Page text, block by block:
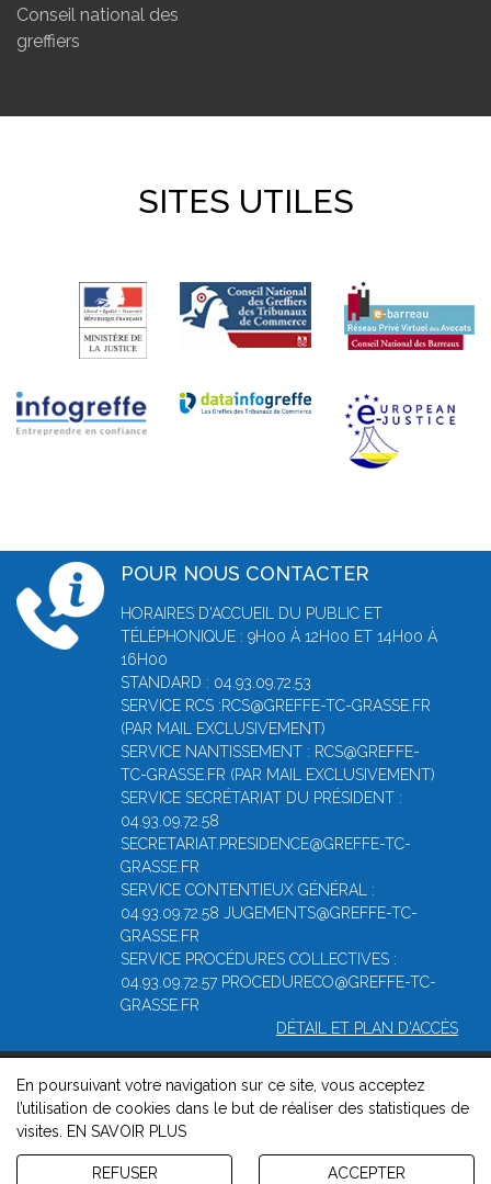
Conseil national des
greffiers
SITES UTILES
POUR NOUS CONTACTER
HORAIRES D'ACCUEIL DU PUBLIC ET
TÉLÉPHONIQUE : 9H00 À 12H00 ET 14H00 À
16H00
STANDARD : 04.93.09.72.53
SERVICE RCS :RCS@GREFFE-TC-GRASSE.FR
(PAR MAIL EXCLUSIVEMENT)
SERVICE NANTISSEMENT : RCS@GREFFE-
TC-GRASSE.FR (PAR MAIL EXCLUSIVEMENT)
SERVICE SECRÉTARIAT DU PRÉSIDENT :
04.93.09.72.58
SECRETARIAT.PRESIDENCE@GREFFE-TC-
GRASSE.FR
SERVICE CONTENTIEUX GÉNÉRAL :
04.93.09.72.58 JUGEMENTS@GREFFE-TC-
GRASSE.FR
SERVICE PROCÉDURES COLLECTIVES :
04.93.09.72.57 PROCEDURECO@GREFFE-TC-
GRASSE.FR
DÉTAIL ET PLAN D'ACCÈS
© 2026, Greffe du Tribunal de Commerce de Grasse -Mentions
légales-Contact -Gestion des cookies -Politique de
confidentialité et de cookies
Version : 1.8.1
En poursuivant votre navigation sur ce site, vous acceptez
l’utilisation de cookies dans le but de réaliser des statistiques de
visites.
EN SAVOIR PLUS
REFUSER ACCEPTER